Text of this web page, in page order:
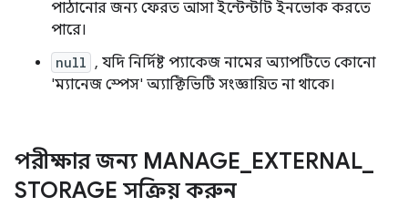
পাঠানোর জন্য ফেরত আসা ইন্টেন্টটি ইনভোক করতে
পারে।
null , যদি নির্দিষ্ট প্যাকেজ নামের অ্যাপটিতে কোনো
'ম্যানেজ স্পেস' অ্যাক্টিভিটি সংজ্ঞায়িত না থাকে।
পরীক্ষার জন্য MANAGE EXTERNAL
STORAGE সক্রিয় করুন